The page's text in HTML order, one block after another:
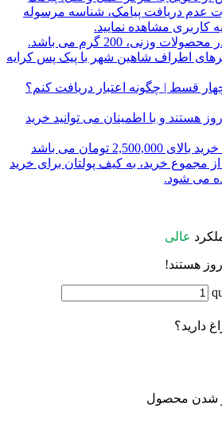
عدم دریافت پیامک، شناسه مرسوله
کاربری مشاهده نمایید.
وزنی، 200 گرم می باشد.
اطراف شاهین شهر با پیک پس کرایه
قسط | چگونه اعتبار دریافت کنم؟
هستند و با اطمینان می توانید خرید
تومان می باشد
مجموع خرید، به کیف پولتان برای خرید
می شود.
عالی
هستند!
دارید؟
شدن محصول